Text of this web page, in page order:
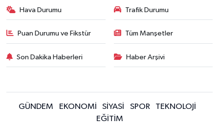
Hava Durumu Trafik Durumu
Puan Durumu ve Fikstür Tüm Manşetler
Son Dakika Haberleri Haber Arşivi
GÜNDEM EKONOMİ SİYASİ SPOR
TEKNOLOJİ
EĞİTİM